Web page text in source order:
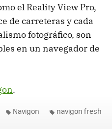
el Reality View Pro,
de carreteras y cada
fotográfico, son
en un navegador de
.
Navigon navigon fresh